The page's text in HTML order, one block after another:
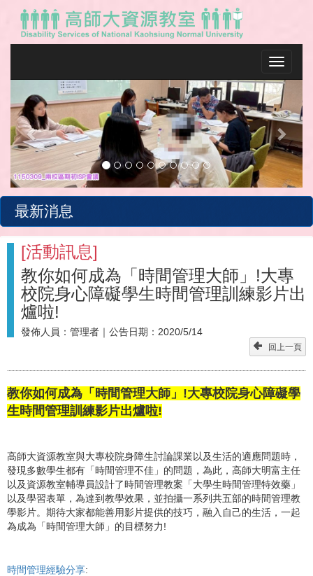
Toggle
Previous Next
最新消息
[活動訊息]
教你如何成為「時間管理大師」!大專
校院身心障礙學生時間管理訓練影片出
爐啦!
發佈人員： 管理者 ｜公告日期： 2020/5/14
回上一頁
教你如何成為「時間管理大師」!大專校院身心障礙學
生時間管理訓練影片出爐啦!
高師大資源教室與大專校院身障生討論課業以及生活的適應問題時，
發現多數學生都有「時間管理不佳」的問題，為此，高師大明富主任
以及資源教室輔導員設計了時間管理教案「大學生時間管理特效藥」
以及學習表單，為達到教學效果，並拍攝一系列共五部的時間管理教
學影片。期待大家都能善用影片提供的技巧，融入自己的生活，一起
為成為「時間管理大師」的目標努力!
時間管理經驗分享: